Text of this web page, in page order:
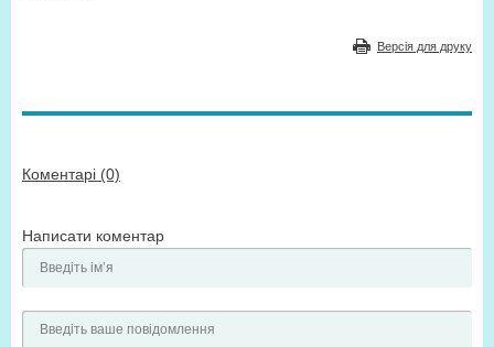
Версія для друку
Коментарі (0)
Написати коментар